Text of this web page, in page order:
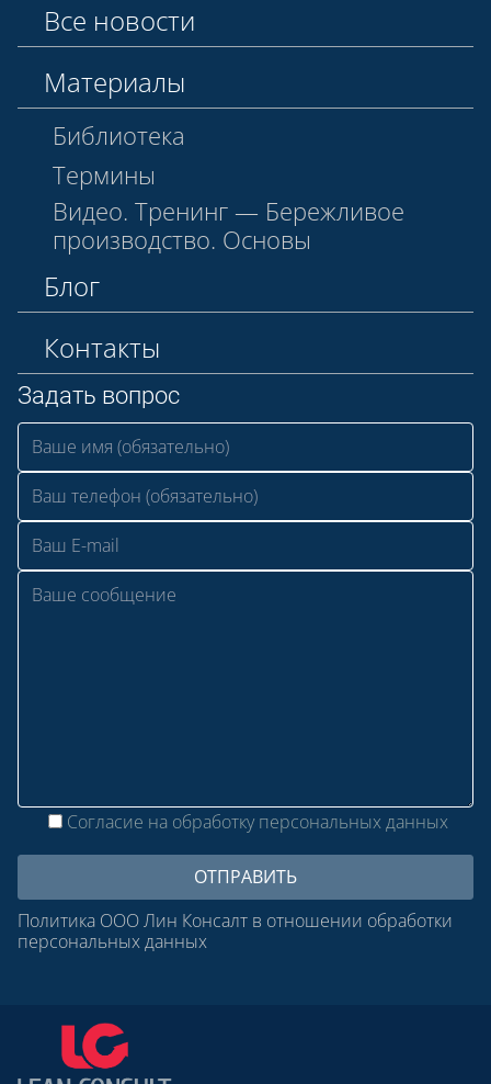
Все новости
Материалы
Библиотека
Термины
Видео. Тренинг — Бережливое
производство. Основы
Блог
Контакты
Задать вопрос
Согласие на обработку персональных данных
Политика ООО Лин Консалт в отношении обработки
персональных данных